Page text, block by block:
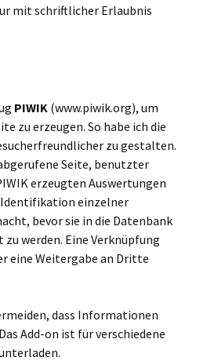
mit schriftlicher Erlaubnis
PIWIK (www.piwik.org), um
zu erzeugen. So habe ich die
zu gestalten.
Seite, benutzter
erzeugten Auswertungen
Identifikation einzelner
bevor sie in die Datenbank
werden. Eine Verknüpfung
eine Weitergabe an Dritte
dass Informationen
Add-on ist für verschiedene